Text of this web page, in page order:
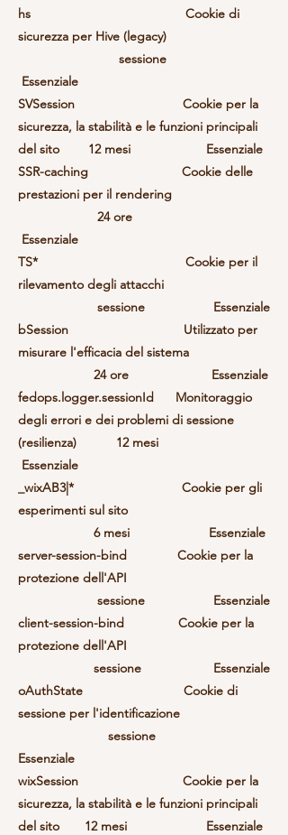
hs Cookie di
sicurezza per Hive (legacy)
sessione
Essenziale
SVSession Cookie per la
sicurezza, la stabilità e le funzioni principali
del sito 12 mesi Essenziale
SSR-caching Cookie delle
prestazioni per il rendering
24 ore
Essenziale
TS* Cookie per il
rilevamento degli attacchi
sessione Essenziale
bSession Utilizzato per
misurare l'efficacia del sistema
24 ore Essenziale
fedops.logger.sessionId Monitoraggio
degli errori e dei problemi di sessione
(resilienza) 12 mesi
Essenziale
_wixAB3|* Cookie per gli
esperimenti sul sito
6 mesi Essenziale
server-session-bind Cookie per la
protezione dell'API
sessione Essenziale
client-session-bind Cookie per la
protezione dell'API
sessione Essenziale
oAuthState Cookie di
sessione per l'identificazione
sessione
Essenziale
wixSession Cookie per la
sicurezza, la stabilità e le funzioni principali
del sito 12 mesi Essenziale